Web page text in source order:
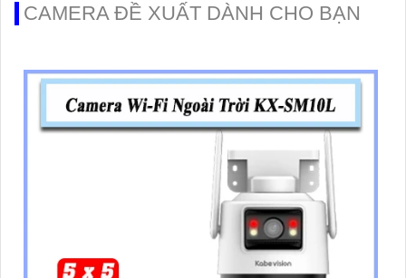
CAMERA ĐỀ XUẤT DÀNH CHO BẠN